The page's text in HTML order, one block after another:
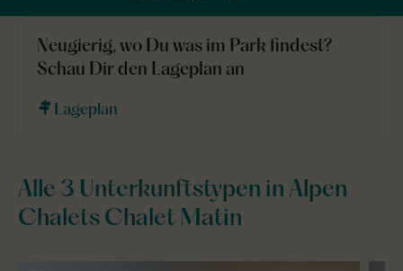
Ferienparks Alpen Chalets Chalet Matin Unterkünfte
Neugierig, wo Du was im Park findest?
Schau Dir den Lageplan an
Lageplan
Alle 3 Unterkunftstypen in Alpen
Chalets Chalet Matin